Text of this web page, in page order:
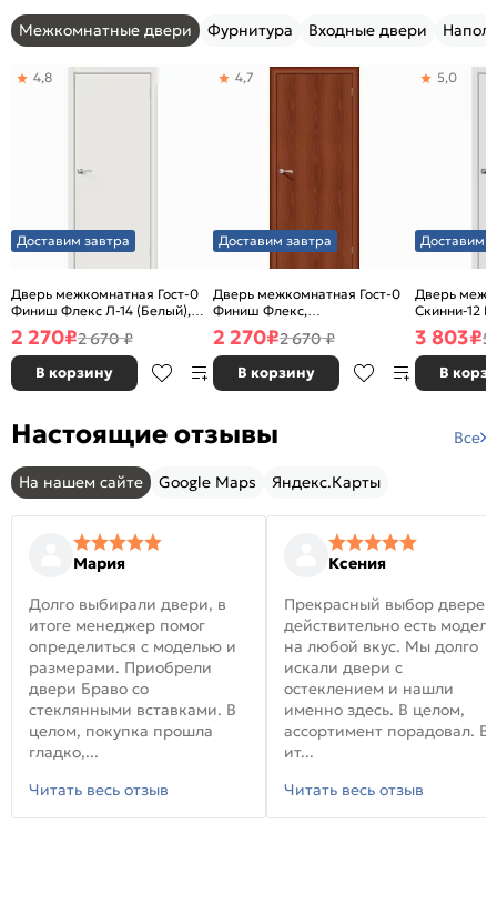
Межкомнатные двери Фурнитура Входные двери
Доставим завтра
Дверь межкомнатная Гост-0
Финиш Флекс Л-14 (Белый),
глухая, каркасно-щитовая
4,8
2 270₽2 670 ₽
В корзину
Доставим завтра
Дверь межкомнатная Гост-0
Финиш Флекс,
Ламинированные Л-11
(ИталОрех), глухая, каркасно-
щитовая
4,7
2 270₽2 670 ₽
В корзину
Доставим
Дверь
Скинни-12
глухая,
5,0
3 803₽5
В
Настоящие отзывы Все
На нашем сайте Google Maps Яндекс.Карты
Мария
Долго выбирали двери, в
итоге менеджер помог
определиться с моделью и
размерами. Приобрели
двери Браво со
стеклянными вставками. В
целом, покупка прошла
гладко,...
Читать весь отзыв
Ксения
Прекрасный выбор
действительно есть модели
на любой вкус. Мы долго
искали двери с
остеклением и нашли
именно здесь. В целом,
ассортимент порадовал. В
ит...
Читать весь отзыв